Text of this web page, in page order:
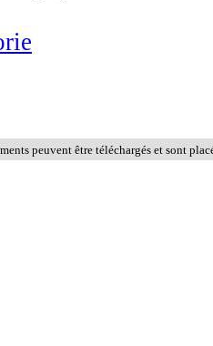
peuvent être téléchargés et sont